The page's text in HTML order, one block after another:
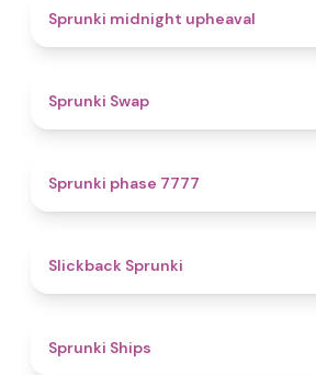
Sprunki midnight upheaval
Sprunki Swap
Sprunki phase 7777
Slickback Sprunki
Sprunki Ships